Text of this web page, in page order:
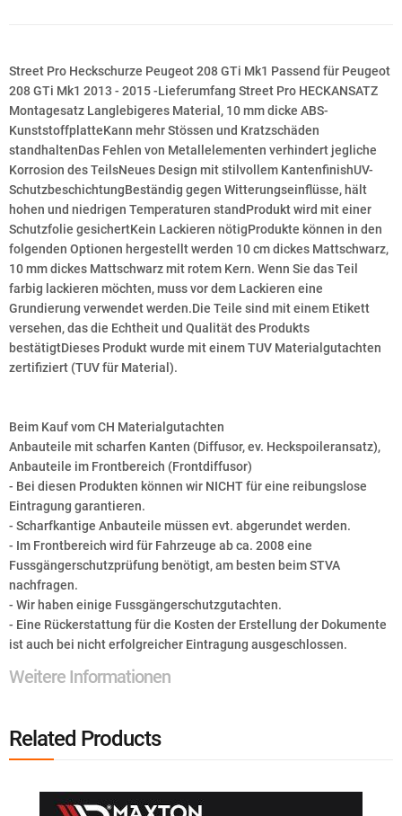
Street Pro Heckschurze Peugeot 208 GTi Mk1 Passend für Peugeot
208 GTi Mk1 2013 - 2015 -Lieferumfang Street Pro HECKANSATZ
Montagesatz Langlebigeres Material, 10 mm dicke ABS-
KunststoffplatteKann mehr Stössen und Kratzschäden
standhaltenDas Fehlen von Metallelementen verhindert jegliche
Korrosion des TeilsNeues Design mit stilvollem KantenfinishUV-
SchutzbeschichtungBeständig gegen Witterungseinflüsse, hält
hohen und niedrigen Temperaturen standProdukt wird mit einer
Schutzfolie gesichertKein Lackieren nötigProdukte können in den
folgenden Optionen hergestellt werden 10 cm dickes Mattschwarz,
10 mm dickes Mattschwarz mit rotem Kern. Wenn Sie das Teil
farbig lackieren möchten, muss vor dem Lackieren eine
Grundierung verwendet werden.Die Teile sind mit einem Etikett
versehen, das die Echtheit und Qualität des Produkts
bestätigtDieses Produkt wurde mit einem TUV Materialgutachten
zertifiziert (TUV für Material).
Beim Kauf vom CH Materialgutachten
Anbauteile mit scharfen Kanten (Diffusor, ev. Heckspoileransatz),
Anbauteile im Frontbereich (Frontdiffusor)
- Bei diesen Produkten können wir NICHT für eine reibungslose
Eintragung garantieren.
- Scharfkantige Anbauteile müssen evt. abgerundet werden.
- Im Frontbereich wird für Fahrzeuge ab ca. 2008 eine
Fussgängerschutzprüfung benötigt, am besten beim STVA
nachfragen.
- Wir haben einige Fussgängerschutzgutachten.
- Eine Rückerstattung für die Kosten der Erstellung der Dokumente
ist auch bei nicht erfolgreicher Eintragung ausgeschlossen.
Weitere Informationen
Related Products